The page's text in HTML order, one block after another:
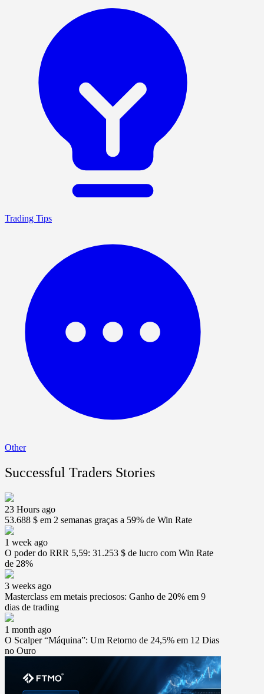
Trading Tips
Other
Successful Traders Stories
23 Hours ago
53.688 $ em 2 semanas graças a 59% de Win Rate
1 week ago
O poder do RRR 5,59: 31.253 $ de lucro com Win Rate
de 28%
3 weeks ago
Masterclass em metais preciosos: Ganho de 20% em 9
dias de trading
1 month ago
O Scalper “Máquina”: Um Retorno de 24,5% em 12 Dias
no Ouro